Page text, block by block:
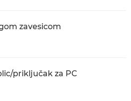
zavesicom
priključak za PC